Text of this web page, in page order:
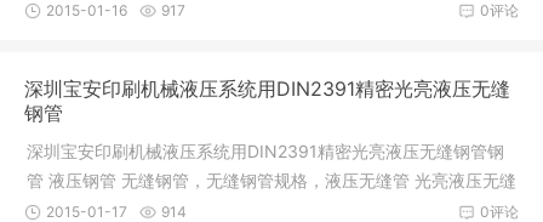
钢无缝钢管
0评论
2015-01-16 917
深圳宝安印刷机械液压系统用DIN2391精密光亮液压无缝
钢管
深圳宝安印刷机械液压系统用DIN2391精密光亮液压无缝钢管钢
管 液压钢管 无缝钢管，无缝钢管规格，液压无缝管 光亮液压无缝
钢管，
0评论
2015-01-17 914